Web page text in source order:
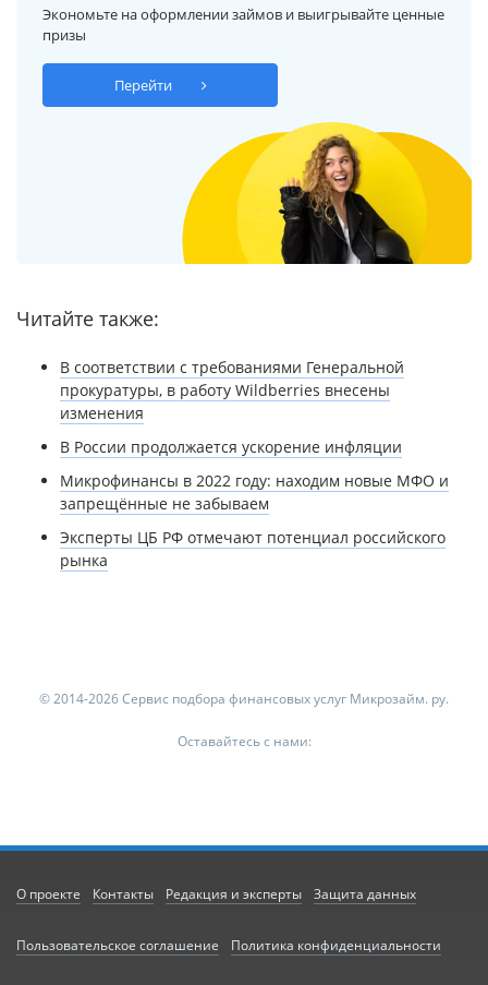
Экономьте на оформлении займов и выигрывайте ценные
призы
Перейти
Читайте также:
В соответствии с требованиями Генеральной
прокуратуры, в работу Wildberries внесены
изменения
В России продолжается ускорение инфляции
Микрофинансы в 2022 году: находим новые МФО и
запрещённые не забываем
Эксперты ЦБ РФ отмечают потенциал российского
рынка
© 2014-2026 Сервис подбора финансовых услуг Микрозайм. ру.
Оставайтесь с нами:
О проекте Контакты Редакция и эксперты Защита данных
Пользовательское соглашение Политика конфиденциальности